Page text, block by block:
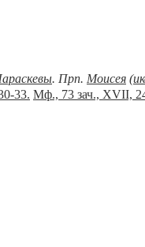
. Прп. Моисея (
33. Мф., 73 зач., XVII,